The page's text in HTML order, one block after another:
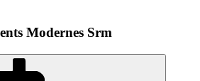
Modernes Srm